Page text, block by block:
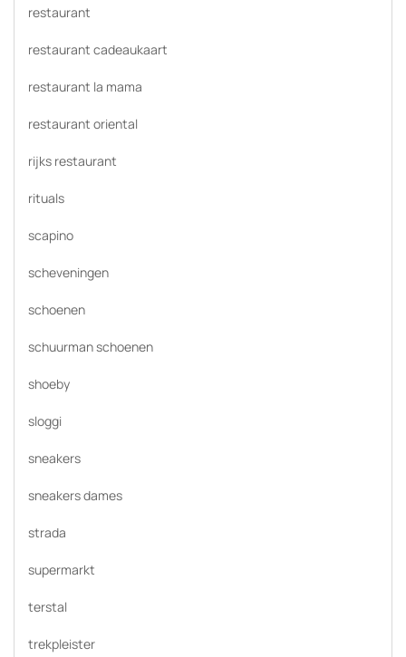
restaurant
restaurant cadeaukaart
restaurant la mama
restaurant oriental
rijks restaurant
rituals
scapino
scheveningen
schoenen
schuurman schoenen
shoeby
sloggi
sneakers
sneakers dames
strada
supermarkt
terstal
trekpleister